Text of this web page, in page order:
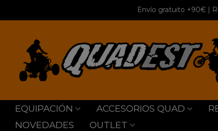
Envío gratuito +90€ |
EQUIPACIÓN ACCESORIOS QUAD
NOVEDADES
OUTLET